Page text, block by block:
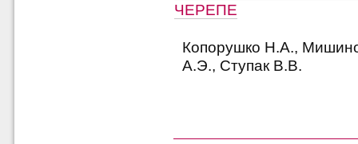
ЧЕРЕПЕ
Копорушко Н.А.,
А.Э., Ступак В.В.